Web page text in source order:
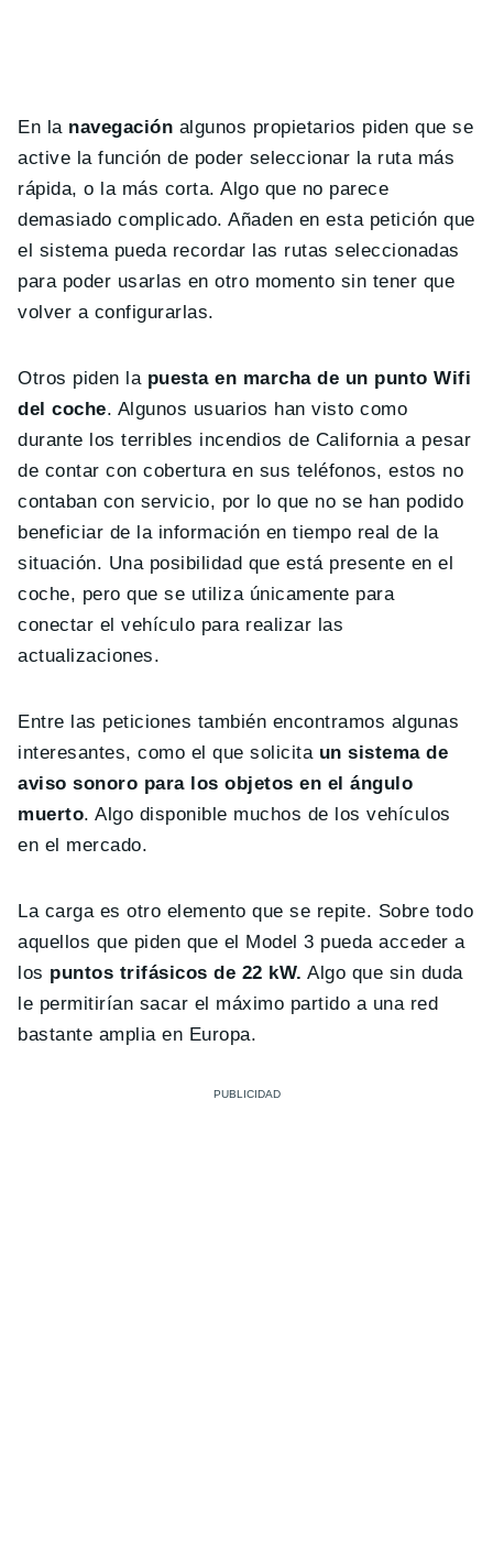
En la navegación algunos propietarios piden que se
active la función de poder seleccionar la ruta más
rápida, o la más corta. Algo que no parece
demasiado complicado. Añaden en esta petición que
el sistema pueda recordar las rutas seleccionadas
para poder usarlas en otro momento sin tener que
volver a configurarlas.
Otros piden lapuesta en marcha de un punto Wifi
del coche. Algunos usuarios han visto como
durante los terribles incendios de California a pesar
de contar con cobertura en sus teléfonos, estos no
contaban con servicio, por lo que no se han podido
beneficiar de la información en tiempo real de la
situación. Una posibilidad que está presente en el
coche, pero que se utiliza únicamente para
conectar el vehículo para realizar las
actualizaciones.
Entre las peticiones también encontramos algunas
interesantes, como el que solicitaun sistema de
aviso sonoro para los objetos en el ángulo
muerto. Algo disponible muchos de los vehículos
en el mercado.
La carga es otro elemento que se repite. Sobre todo
aquellos que piden que el Model 3 pueda acceder a
los puntos trifásicos de 22 kW. Algo que sin duda
le permitirían sacar el máximo partido a una red
bastante amplia en Europa.